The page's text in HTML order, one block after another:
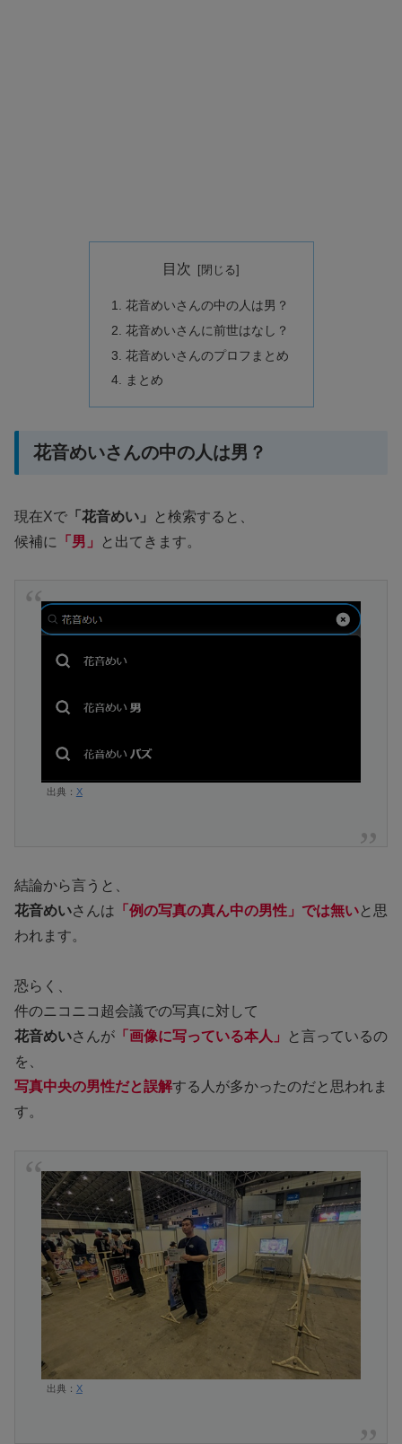
目次
花音めいさんの中の人は男？
花音めいさんに前世はなし？
花音めいさんのプロフまとめ
まとめ
花音めいさんの中の人は男？
現在Xで 「花音めい」
と検索すると、
候補に
「男」 と出てきます。
出典： X
結論から言うと、
花音めいさんは 「例の写真の真ん中の男性」では無いと思
われます。
恐らく、
件のニコニコ超会議での写真に対して
花音めいさんが 「画像に写っている本人」
と言っているの
を、
写真中央の男性だと誤解する人が多かったのだと思われま
す。
出典： X